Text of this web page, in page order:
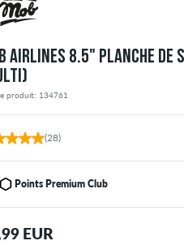
AIRLINES 8.5" PLANCHE DE
produit: 134761
(28)
Points Premium Club
EUR